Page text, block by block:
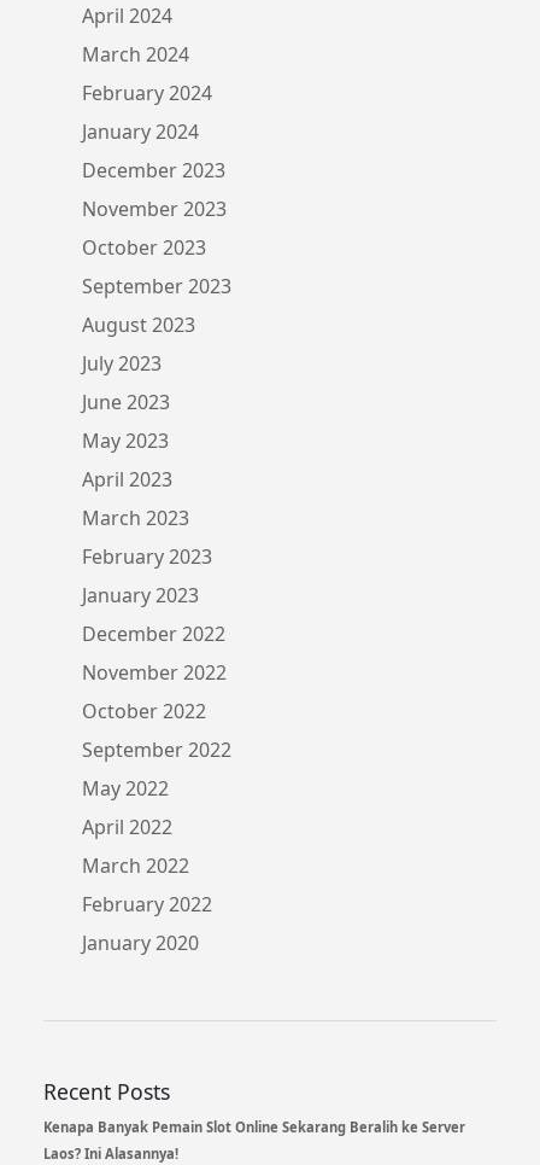
April 2024
March 2024
February 2024
January 2024
December 2023
November 2023
October 2023
September 2023
August 2023
July 2023
June 2023
May 2023
April 2023
March 2023
February 2023
January 2023
December 2022
November 2022
October 2022
September 2022
May 2022
April 2022
March 2022
February 2022
January 2020
Recent Posts
Kenapa Banyak Pemain Slot Online Sekarang Beralih ke Server
Laos? Ini Alasannya!